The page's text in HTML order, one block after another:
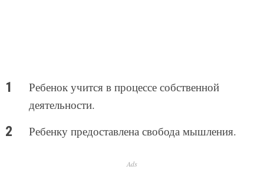
Ребенок учится в процессе собственной
деятельности.
Ребенку предоставлена свобода мышления.
Ads